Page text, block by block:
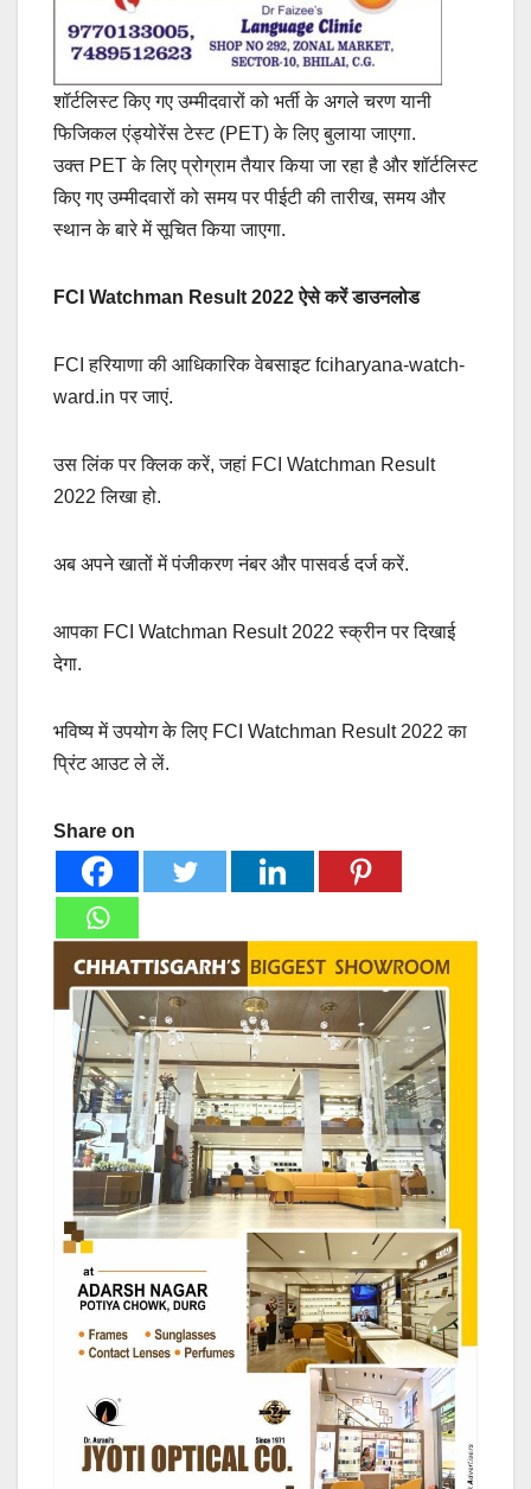
शॉर्टलिस्ट किए गए उम्मीदवारों को भर्ती के अगले चरण यानी
फिजिकल एंड्योरेंस टेस्ट (PET) के लिए बुलाया जाएगा.
उक्त PET के लिए प्रोग्राम तैयार किया जा रहा है और शॉर्टलिस्ट
किए गए उम्मीदवारों को समय पर पीईटी की तारीख, समय और
स्थान के बारे में सूचित किया जाएगा.
FCI Watchman Result 2022 ऐसे करें डाउनलोड
FCI हरियाणा की आधिकारिक वेबसाइट fciharyana-watch-
ward.in पर जाएं.
उस लिंक पर क्लिक करें, जहां FCI Watchman Result
2022 लिखा हो.
अब अपने खातों में पंजीकरण नंबर और पासवर्ड दर्ज करें.
आपका FCI Watchman Result 2022 स्क्रीन पर दिखाई
देगा.
भविष्य में उपयोग के लिए FCI Watchman Result 2022 का
प्रिंट आउट ले लें.
Share on